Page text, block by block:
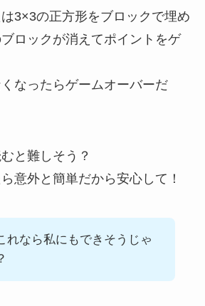
3×3の正方形をブロックで埋め
ロックが消えてポイントをゲ
なったらゲームオーバーだ
と難しそう？
意外と簡単だから安心して！
れなら私にもできそうじゃ